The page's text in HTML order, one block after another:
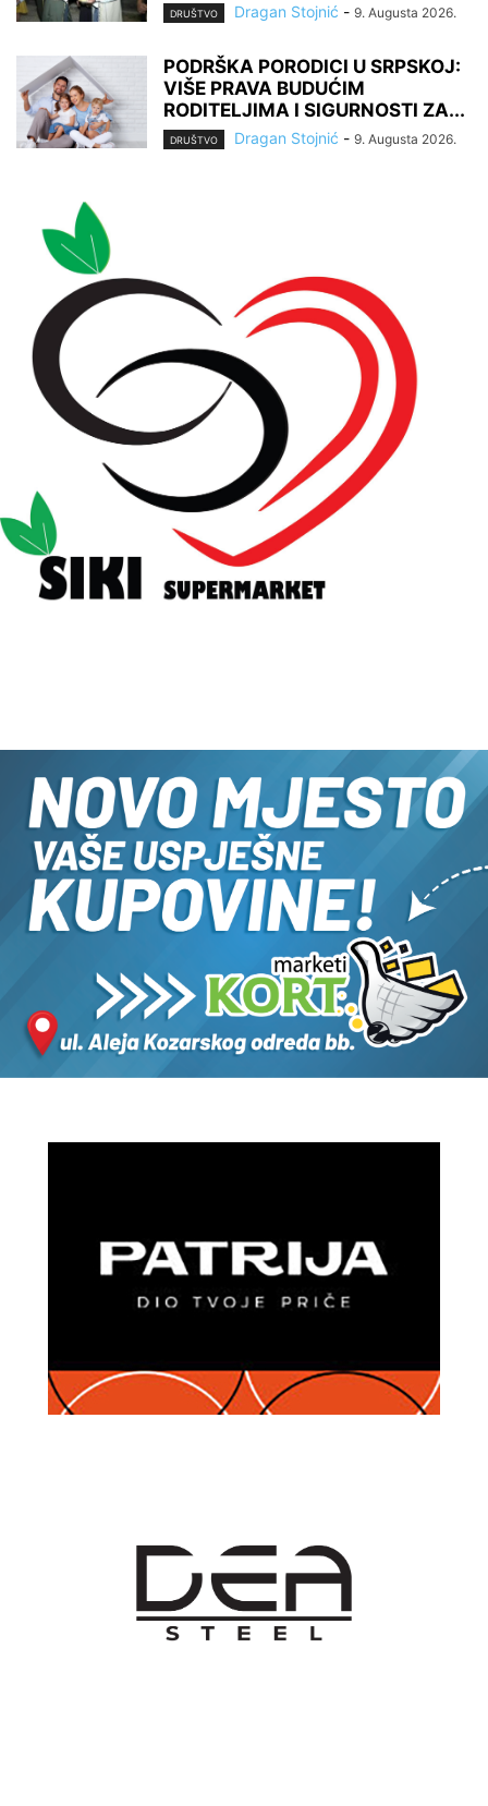
DRUŠTVO Dragan Stojnić - 9. Augusta 2026.
PODRŠKA PORODICI U SRPSKOJ:
VIŠE PRAVA BUDUĆIM
RODITELJIMA I SIGURNOSTI ZA...
DRUŠTVO Dragan Stojnić - 9. Augusta 2026.